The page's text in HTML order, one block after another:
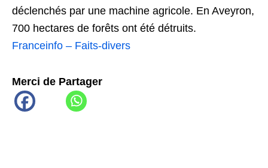
déclenchés par une machine agricole. En Aveyron,
700 hectares de forêts ont été détruits.
Franceinfo – Faits-divers
Merci de Partager